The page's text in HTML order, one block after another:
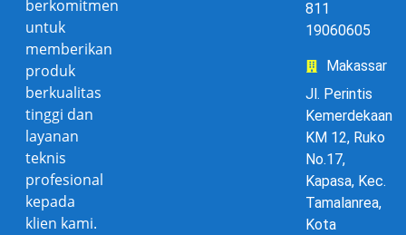
berkomitmen
untuk
memberikan
produk
berkualitas
tinggi dan
layanan
teknis
profesional
kepada
klien kami.
811
19060605
Makassar
Jl. Perintis
Kemerdekaan
KM 12, Ruko
No.17,
Kapasa, Kec.
Tamalanrea,
Kota